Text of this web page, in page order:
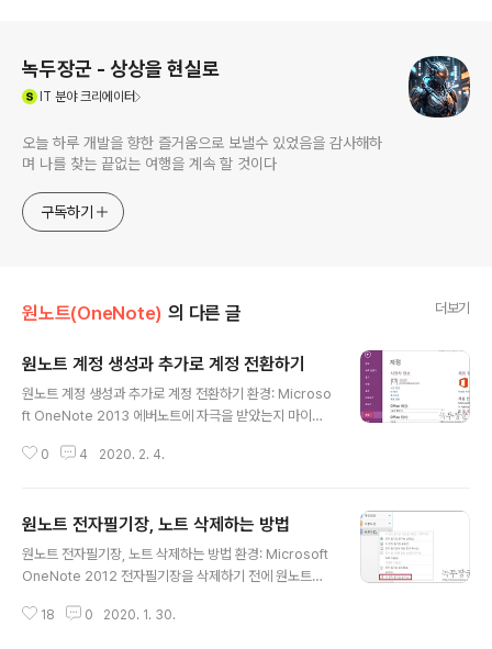
녹두장군 - 상상을 현실로
IT 분야 크리에이터
오늘 하루 개발을 향한 즐거움으로 보낼수 있었음을 감사해하
며 나를 찾는 끝없는 여행을 계속 할 것이다
구독하기
원노트(OneNote) 의 다른 글 더보기
원노트 계정 생성과 추가로 계정 전환하기
원노트 계정 생성과 추가로 계정 전환하기 환경: Microso
ft OneNote 2013 에버노트에 자극을 받았는지 마이크
노트는 개인뿐만 아니라 협업할때도 유용합니다. 이번 아
를 클릭하시면 됩니다. 그러면 현재 로그인된 사용자 정보
를 볼수 있습니다. 여러 사람이 계정전환을 하면서 사용하
실려면 계정을 추가해야 겠죠. ▼ 사용자 정보 아래에 보시
면 등록되어 있는 다른 계정으로 로그인이 가능한 팝업창
0 4 2020. 2. 4.
원노트 전자필기장, 노트 삭제하는 방법
원노트 전자필기장, 노트 삭제하는 방법 환경: Microsoft
OneNote 2012 전자필기장을 삭제하기 전에 원노트의
[전자필기장] > [섹션] > [페이지] 로 구성되어 있으며 포
18 0 2020. 1. 30.